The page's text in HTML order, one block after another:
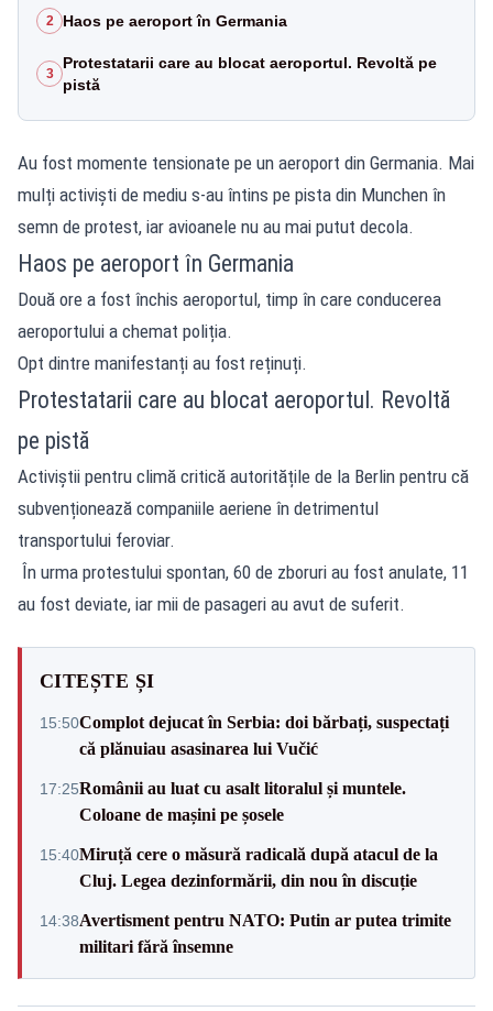
2 Haos pe aeroport în Germania
3
Protestatarii care au blocat aeroportul. Revoltă pe
pistă
Au fost momente tensionate pe un aeroport din Germania. Mai
mulți activiști de mediu s-au întins pe pista din Munchen în
semn de protest, iar avioanele nu au mai putut decola.
Haos pe aeroport în Germania
Două ore a fost închis aeroportul, timp în care conducerea
aeroportului a chemat poliția.
Opt dintre manifestanți au fost reținuți.
Protestatarii care au blocat aeroportul. Revoltă
pe pistă
Activiștii pentru climă critică autoritățile de la Berlin pentru că
subvenționează companiile aeriene în detrimentul
transportului feroviar.
În urma protestului spontan, 60 de zboruri au fost anulate, 11
au fost deviate, iar mii de pasageri au avut de suferit.
CITEȘTE ȘI
15:50Complot dejucat în Serbia: doi bărbați, suspectați
că plănuiau asasinarea lui Vučić
17:25Românii au luat cu asalt litoralul și muntele.
Coloane de mașini pe șosele
15:40Miruță cere o măsură radicală după atacul de la
Cluj. Legea dezinformării, din nou în discuție
14:38Avertisment pentru NATO: Putin ar putea trimite
militari fără însemne